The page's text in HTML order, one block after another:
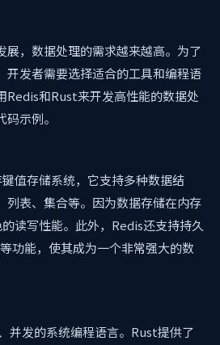
展，数据处理的需求越来越高。为了
开发者需要选择适合的工具和编程语
Redis和Rust来开发高性能的数据处
示例。
值存储系统，它支持多种数据结
列表、集合等。因为数据存储在内存
读写性能。此外，Redis还支持持久
功能，使其成为一个非常强大的数
并发的系统编程语言。Rust提供了